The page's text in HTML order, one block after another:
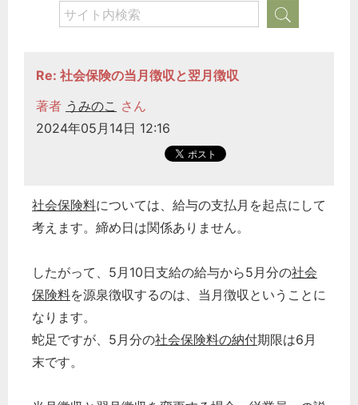
Re: 社会保険の当月徴収と翌月徴収
著者 うみのこ さん
2024年05月14日 12:16
社会保険料については、給与の支払月を起点にして
考えます。締め日は関係ありません。
したがって、5月10日支給の給与から5月分の社会
保険料を源泉徴収するのは、当月徴収ということに
なります。
蛇足ですが、5月分の社会保険料の納付期限は6月
末です。